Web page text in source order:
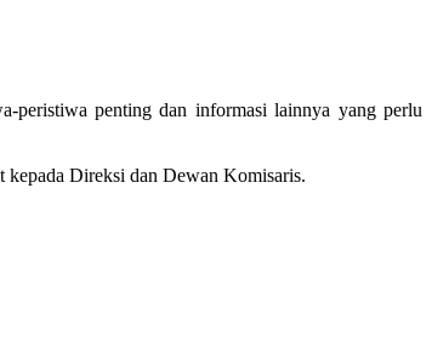
peristiwa penting dan informasi lainnya yang perlu
kepada Direksi dan Dewan Komisaris.